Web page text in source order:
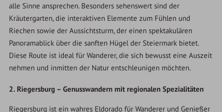
alle Sinne ansprechen. Besonders sehenswert sind der
Kräutergarten, die interaktiven Elemente zum Fühlen und
Riechen sowie der Aussichtsturm, der einen spektakulären
Panoramablick über die sanften Hügel der Steiermark bietet.
Diese Route ist ideal für Wanderer, die sich bewusst eine Auszeit
nehmen und inmitten der Natur entschleunigen möchten.
2. Riegersburg – Genusswandern mit regionalen Spezialitäten
Riegersburg ist ein wahres Eldorado für Wanderer und Genießer